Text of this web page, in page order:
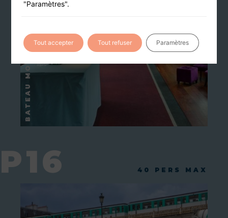
P16 40 PERS MAX
"Paramètres".
Tout accepter Tout refuser Paramètres